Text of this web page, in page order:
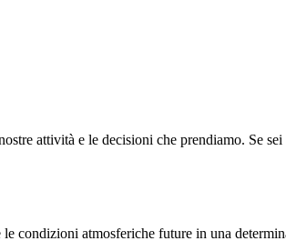
attività e le decisioni che prendiamo. Se
condizioni atmosferiche future in una